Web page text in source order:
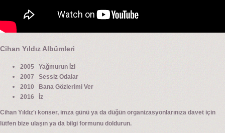
Cihan Yıldız Albümleri
2005 Yağmurun İzi
2007 Sessiz Odalar
2010 Bana Gözlerimi Ver
2016 İz
Cihan Yıldız'ı konser, imza günü ya da düğün organizasyonlarınıza davet için
lütfen bize ulaşın ya da bilgi formunu doldurun.